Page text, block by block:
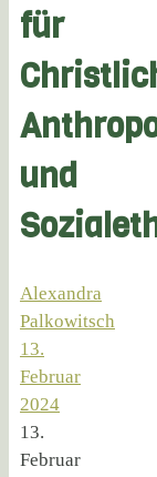
für
und
Alexandra
Palkowitsch
13.
Februar
2024
13.
Februar